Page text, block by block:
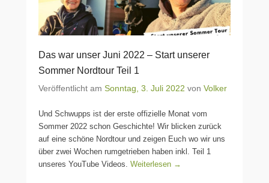
Das war unser Juni 2022 – Start unserer
Sommer Nordtour Teil 1
Veröffentlicht am Sonntag, 3. Juli 2022 von Volker
Und Schwupps ist der erste offizielle Monat vom
Sommer 2022 schon Geschichte! Wir blicken zurück
auf eine schöne Nordtour und zeigen Euch wo wir uns
über zwei Wochen rumgetrieben haben inkl. Teil 1
unseres YouTube Videos. Weiterlesen →